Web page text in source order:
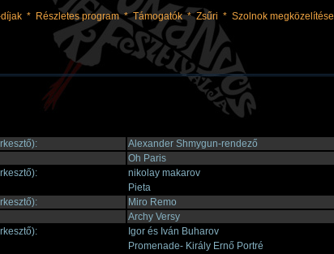
* Részletes program*Támogatók*Zsűri * Szolnok megközelítése
Alexander Shmygun-rendező
Oh Paris
nikolay makarov
Pieta
Miro Remo
Archy Versy
Igor és Iván Buharov
Promenade- Király Ernő Portré